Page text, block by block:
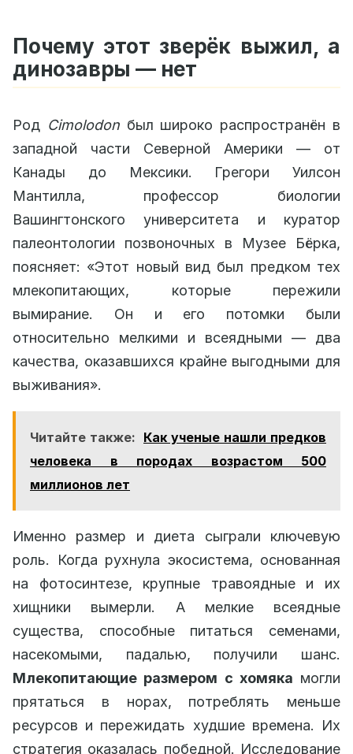
Почему этот зверёк выжил, а
динозавры — нет
Род Cimolodonбыл широко распространён в
западной части Северной Америки — от
Канады до Мексики. Грегори Уилсон
Мантилла, профессор биологии
Вашингтонского университета и куратор
палеонтологии позвоночных в Музее Бёрка,
поясняет: «Этот новый вид был предком тех
млекопитающих, которые пережили
вымирание. Он и его потомки были
относительно мелкими и всеядными — два
качества, оказавшихся крайне выгодными для
выживания».
Читайте также: Как ученые нашли предков
человека в породах возрастом 500
миллионов лет
Именно размер и диета сыграли ключевую
роль. Когда рухнула экосистема, основанная
на фотосинтезе, крупные травоядные и их
хищники вымерли. А мелкие всеядные
существа, способные питаться семенами,
насекомыми, падалью, получили шанс.
Млекопитающие размером с хомяка могли
прятаться в норах, потреблять меньше
ресурсов и пережидать худшие времена. Их
стратегия оказалась победной. Исследование